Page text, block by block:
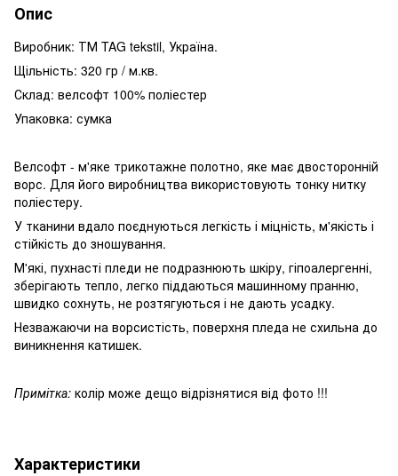
Опис
Виробник: ТМ TAG tekstil, Україна.
Щільність: 320 гр / м.кв.
Склад: велсофт 100% поліестер
Упаковка: сумка
Велсофт - м'яке трикотажне полотно, яке має двосторонній
ворс. Для його виробництва використовують тонку нитку
поліестеру.
У тканини вдало поєднуються легкість і міцність, м'якість і
стійкість до зношування.
М'які, пухнасті пледи не подразнюють шкіру, гіпоалергенні,
зберігають тепло, легко піддаються машинному пранню,
швидко сохнуть, не розтягуються і не дають усадку.
Незважаючи на ворсистість, поверхня пледа не схильна до
виникнення катишек.
Примітка: колір може дещо відрізнятися від фото !!!
Характеристики